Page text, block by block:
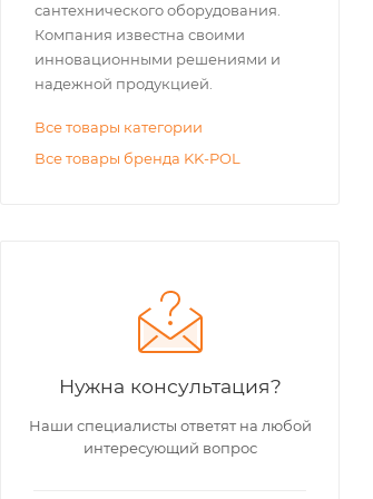
сантехнического оборудования.
Компания известна своими
инновационными решениями и
надежной продукцией.
Все товары категории
Все товары бренда KK-POL
Нужна консультация?
Наши специалисты ответят на любой
интересующий вопрос